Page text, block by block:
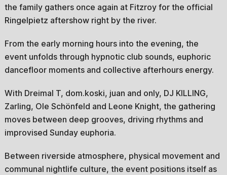
the family gathers once again at Fitzroy for the official
Ringelpietz aftershow right by the river.
From the early morning hours into the evening, the
event unfolds through hypnotic club sounds, euphoric
dancefloor moments and collective afterhours energy.
With Dreimal T, dom.koski, juan and only, DJ KILLING,
Zarling, Ole Schönfeld and Leone Knight, the gathering
moves between deep grooves, driving rhythms and
improvised Sunday euphoria.
Between riverside atmosphere, physical movement and
communal nightlife culture, the event positions itself as